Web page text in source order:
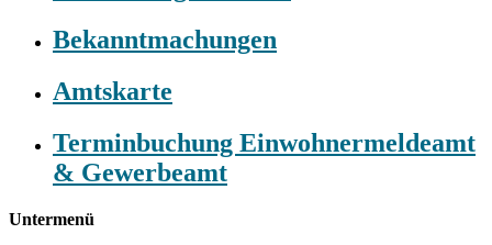
Bekanntmachungen
Amtskarte
Terminbuchung Einwohnermeldeamt
& Gewerbeamt
Untermenü